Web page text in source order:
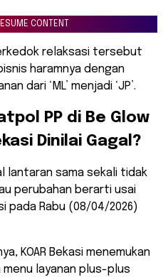
CONTENT
relaksasi tersebut
haramnya dengan
dari ‘ML’ menjadi ‘JP’.
PP di Be Glow
Dinilai Gagal?
lantaran sama sekali tidak
perubahan berarti usai
pada Rabu (08/04/2026)
KOAR Bekasi menemukan
layanan plus-plus